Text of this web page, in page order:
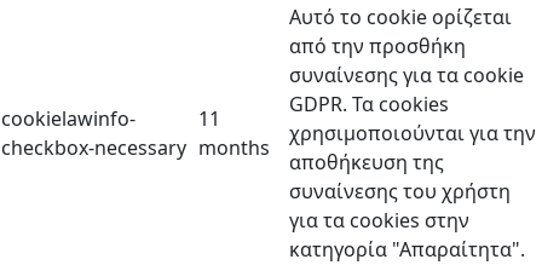
cookielawinfo-
checkbox-necessary
11
months
Αυτό το cookie ορίζεται
από την προσθήκη
συναίνεσης για τα cookie
GDPR. Τα cookies
χρησιμοποιούνται για την
αποθήκευση της
συναίνεσης του χρήστη
για τα cookies στην
κατηγορία "Απαραίτητα".